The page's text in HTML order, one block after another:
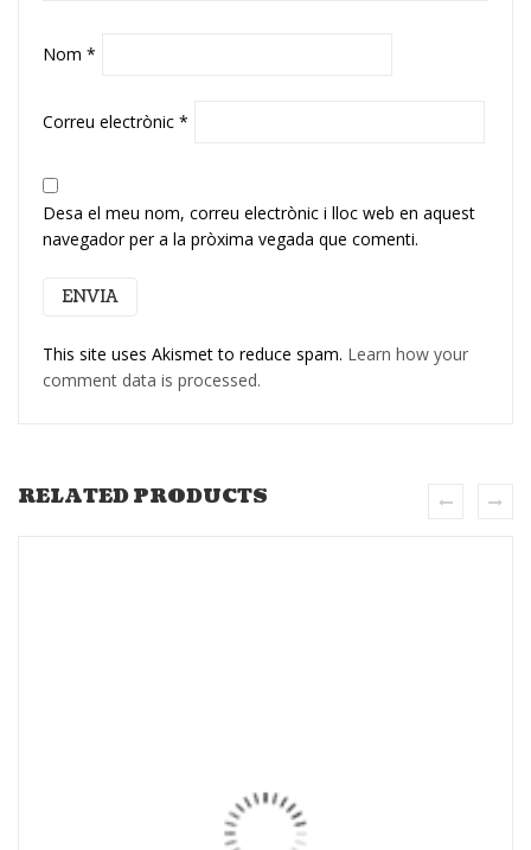
Nom *
Correu electrònic *
Desa el meu nom, correu electrònic i lloc web en aquest
navegador per a la pròxima vegada que comenti.
This site uses Akismet to reduce spam. Learn how your
comment data is processed.
RELATED PRODUCTS